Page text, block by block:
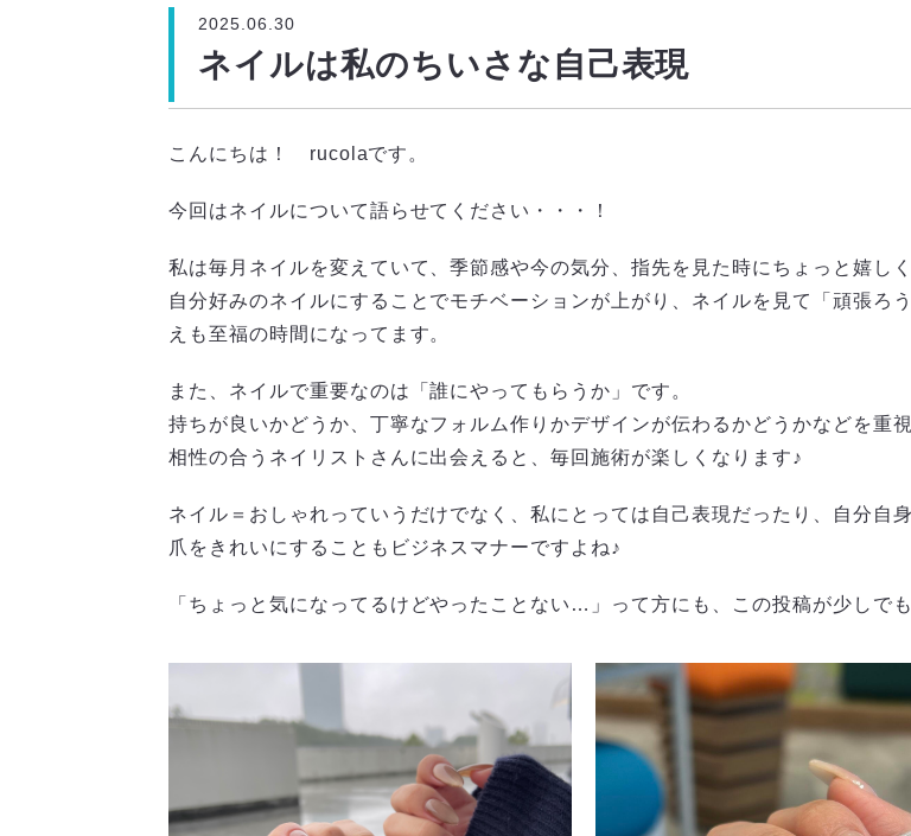
2025.06.30
ネイルは私のちいさな自己表現
こんにちは！ rucolaです。
今回はネイルについて語らせてください・・・！
私は毎月ネイルを変えていて、季節感や今の気分、指先を見た時にちょっと嬉し
自分好みのネイルにすることでモチベーションが上がり、ネイルを見て「頑張ろ
えも至福の時間になってます。
また、ネイルで重要なのは「誰にやってもらうか」です。
持ちが良いかどうか、丁寧なフォルム作りかデザインが伝わるかどうかなどを重
相性の合うネイリストさんに出会えると、毎回施術が楽しくなります♪
ネイル＝おしゃれっていうだけでなく、私にとっては自己表現だったり、自分自
爪をきれいにすることもビジネスマナーですよね♪
「ちょっと気になってるけどやったことない…」って方にも、この投稿が少しで